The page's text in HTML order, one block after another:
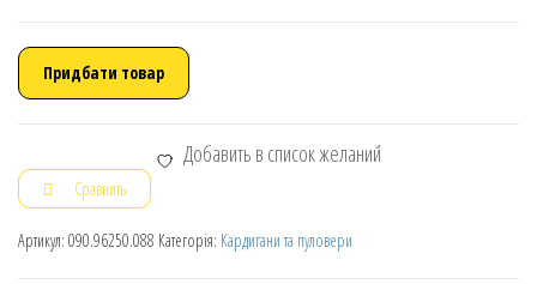
Придбати товар
Добавить в список желаний
Сравнить
Артикул: 090.96250.088 Категорія: Кардигани та пуловери